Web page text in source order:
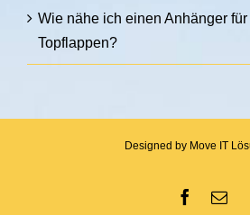
Wie nähe ich einen Anhänger
Topflappen?
Designed by Move IT
Facebook
E-